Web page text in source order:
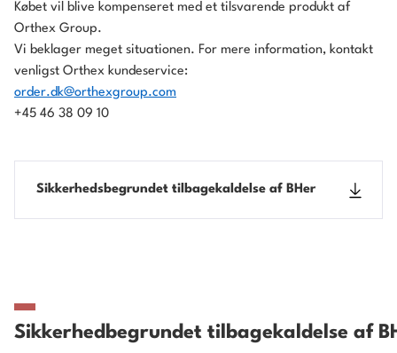
Købet vil blive kompenseret med et tilsvarende produkt af
Orthex Group.
Vi beklager meget situationen. For mere information, kontakt
venligst Orthex kundeservice:
order.dk@orthexgroup.com
+45 46 38 09 10
Sikkerhedsbegrundet tilbagekaldelse af BHer
Sikkerhedbegrundet tilbagekaldelse af